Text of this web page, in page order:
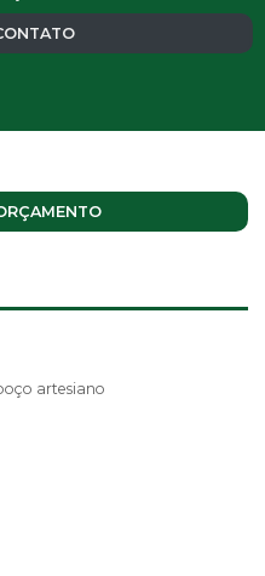
artesiano